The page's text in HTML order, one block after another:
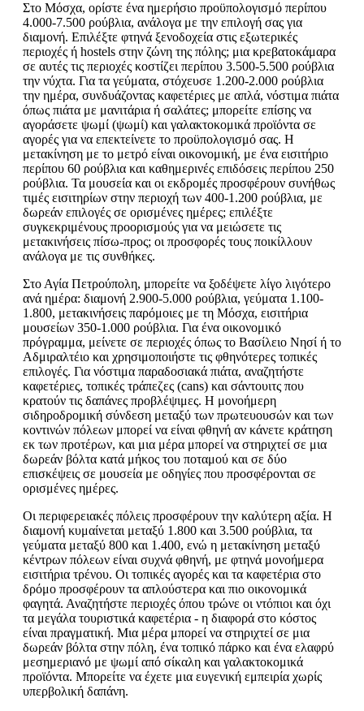
Στο Μόσχα, ορίστε ένα ημερήσιο προϋπολογισμό περίπου
4.000-7.500 ρούβλια, ανάλογα με την επιλογή σας για
διαμονή. Επιλέξτε φτηνά ξενοδοχεία στις εξωτερικές
περιοχές ή hostels στην ζώνη της πόλης; μια κρεβατοκάμαρα
σε αυτές τις περιοχές κοστίζει περίπου 3.500-5.500 ρούβλια
την νύχτα. Για τα γεύματα, στόχευσε 1.200-2.000 ρούβλια
την ημέρα, συνδυάζοντας καφετέριες με απλά, νόστιμα πιάτα
όπως πιάτα με μανιτάρια ή σαλάτες; μπορείτε επίσης να
αγοράσετε ψωμί (ψωμί) και γαλακτοκομικά προϊόντα σε
αγορές για να επεκτείνετε το προϋπολογισμό σας. Η
μετακίνηση με το μετρό είναι οικονομική, με ένα εισιτήριο
περίπου 60 ρούβλια και καθημερινές επιδόσεις περίπου 250
ρούβλια. Τα μουσεία και οι εκδρομές προσφέρουν συνήθως
τιμές εισιτηρίων στην περιοχή των 400-1.200 ρούβλια, με
δωρεάν επιλογές σε ορισμένες ημέρες; επιλέξτε
συγκεκριμένους προορισμούς για να μειώσετε τις
μετακινήσεις πίσω-προς; οι προσφορές τους ποικίλλουν
ανάλογα με τις συνθήκες.
Στο Αγία Πετρούπολη, μπορείτε να ξοδέψετε λίγο λιγότερο
ανά ημέρα: διαμονή 2.900-5.000 ρούβλια, γεύματα 1.100-
1.800, μετακινήσεις παρόμοιες με τη Μόσχα, εισιτήρια
μουσείων 350-1.000 ρούβλια. Για ένα οικονομικό
πρόγραμμα, μείνετε σε περιοχές όπως το Βασίλειο Νησί ή το
Αδμιραλτέιο και χρησιμοποιήστε τις φθηνότερες τοπικές
επιλογές. Για νόστιμα παραδοσιακά πιάτα, αναζητήστε
καφετέριες, τοπικές τράπεζες (cans) και σάντουιτς που
κρατούν τις δαπάνες προβλέψιμες. Η μονοήμερη
σιδηροδρομική σύνδεση μεταξύ των πρωτευουσών και των
κοντινών πόλεων μπορεί να είναι φθηνή αν κάνετε κράτηση
εκ των προτέρων, και μια μέρα μπορεί να στηριχτεί σε μια
δωρεάν βόλτα κατά μήκος του ποταμού και σε δύο
επισκέψεις σε μουσεία με οδηγίες που προσφέρονται σε
ορισμένες ημέρες.
Οι περιφερειακές πόλεις προσφέρουν την καλύτερη αξία. Η
διαμονή κυμαίνεται μεταξύ 1.800 και 3.500 ρούβλια, τα
γεύματα μεταξύ 800 και 1.400, ενώ η μετακίνηση μεταξύ
κέντρων πόλεων είναι συχνά φθηνή, με φτηνά μονοήμερα
εισιτήρια τρένου. Οι τοπικές αγορές και τα καφετέρια στο
δρόμο προσφέρουν τα απλούστερα και πιο οικονομικά
φαγητά. Αναζητήστε περιοχές όπου τρώνε οι ντόπιοι και όχι
τα μεγάλα τουριστικά καφετέρια - η διαφορά στο κόστος
είναι πραγματική. Μια μέρα μπορεί να στηριχτεί σε μια
δωρεάν βόλτα στην πόλη, ένα τοπικό πάρκο και ένα ελαφρύ
μεσημεριανό με ψωμί από σίκαλη και γαλακτοκομικά
προϊόντα. Μπορείτε να έχετε μια ευγενική εμπειρία χωρίς
υπερβολική δαπάνη.